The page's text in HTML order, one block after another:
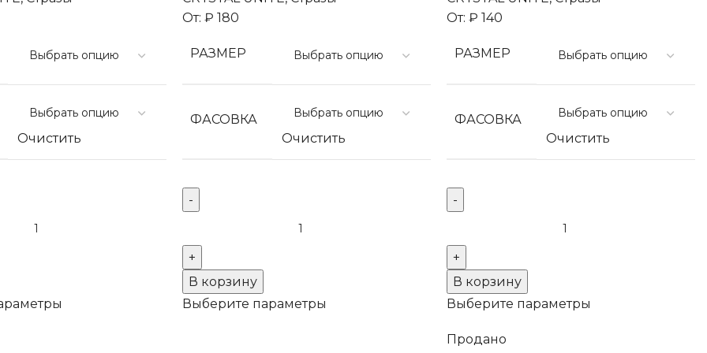
Очистить
От: ₽ 180
РАЗМЕР
ФАСОВКА
Очистить
Термоклеевые
стразы
Cobalt
В корзину
Выберите параметры
От: ₽ 140
РАЗМЕР
ФАСОВКА
Очистить
Термоклеевые
стразы
Crystal
В корзину
Выберите параметры
Продано